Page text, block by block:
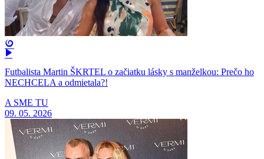
Futbalista Martin ŠKRTEL o začiatku lásky s manželkou: Prečo ho
NECHCELA a odmietala?!
A SME TU
09. 05. 2026